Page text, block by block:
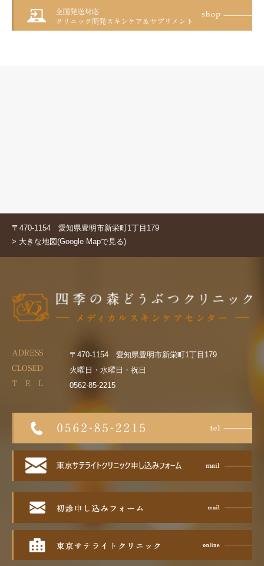
〒470-1154 愛知県豊明市新栄町1丁目179
> 大きな地図(Google Mapで見る)
ADRESS 〒470-1154 愛知県豊明市新栄町1丁目179
CLOSED 火曜日・水曜日・祝日
T E L 0562-85-2215